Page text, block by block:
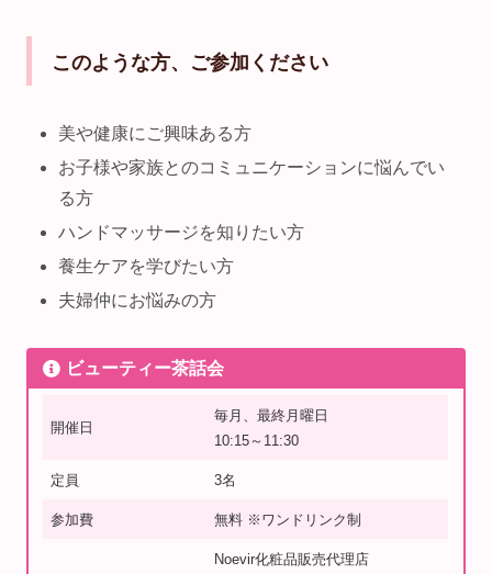
このような方、ご参加ください
美や健康にご興味ある方
お子様や家族とのコミュニケーションに悩んでい
る方
ハンドマッサージを知りたい方
養生ケアを学びたい方
夫婦仲にお悩みの方
ビューティー茶話会
開催日
毎月、最終月曜日
10:15～11:30
定員 3名
参加費 無料 ※ワンドリンク制
Noevir化粧品販売代理店